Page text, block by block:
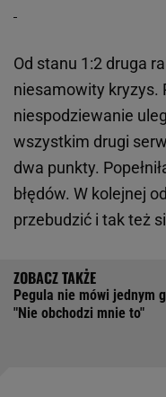
Od stanu 1:2 druga
niesamowity kryzys.
niespodziewanie
wszystkim drugi
dwa punkty.
błędów. W kolejnej
przebudzić i tak też
Pegula nie mówi jednym
"Nie obchodzi mnie to"